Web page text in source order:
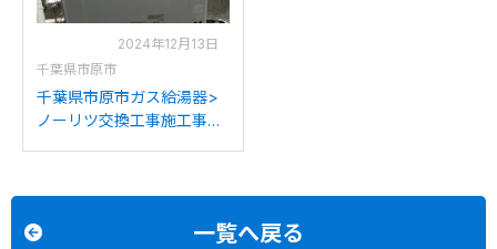
2024年12月13日
千葉県市原市
千葉県市原市ガス給湯器>
ノーリツ交換工事施工事
一覧へ戻る